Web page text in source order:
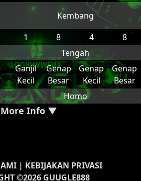
Kembang
1 8 4
8
Tengah
Ganjil
Kecil
Genap
Besar
Genap
Kecil
Genap
Besar
Homo
More Info ▼
| KEBIJAKAN PRIVASI
©2026 GUUGLE888